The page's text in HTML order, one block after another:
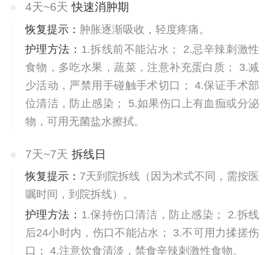
4天~6天 快速消肿期
恢复提示： 肿胀逐渐吸收，轻度疼痛。
护理方法： 1.拆线前不能沾水； 2.忌辛辣刺激性
食物，多吃水果，蔬菜，注意补充蛋白质； 3.减
少活动，严禁用手碰触手术切口； 4.保证手术部
位清洁，防止感染； 5.如果伤口上有血痂或分泌
物，可用无菌盐水擦拭。
7天~7天 拆线日
恢复提示： 7天到院拆线（因为术式不同，需按医
嘱时间，到院拆线）。
护理方法： 1.保持伤口清洁，防止感染； 2.拆线
后24小时内，伤口不能沾水； 3.不可用力揉搓伤
口； 4.注意饮食清淡，禁食辛辣刺激性食物。